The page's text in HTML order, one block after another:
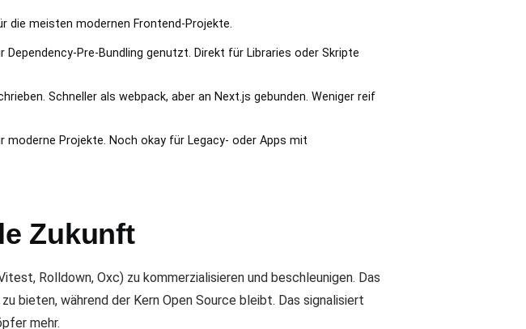
die meisten modernen Frontend-Projekte.
Pre-Bundling genutzt. Direkt für Libraries oder Skripte
Schneller als webpack, aber an Next.js gebunden. Weniger reif
moderne Projekte. Noch okay für Legacy- oder Apps mit
Zukunft
Rolldown, Oxc) zu kommerzialisieren und beschleunigen. Das
bieten, während der Kern Open Source bleibt. Das signalisiert
mehr.